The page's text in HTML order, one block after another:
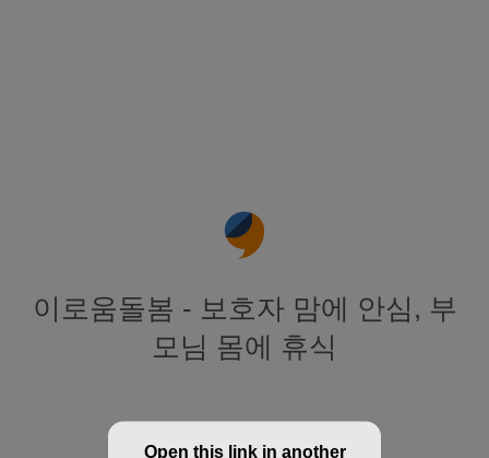
이로움돌봄 - 보호자 맘에 안심, 부
모님 몸에 휴식